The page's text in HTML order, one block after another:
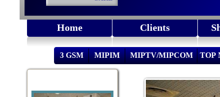
3 GSM MIPIM MIPTV/MIPCOM TOP
Clients
Home